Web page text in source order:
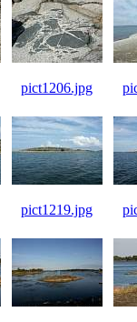
pict1206.jpg
pict1219.jpg